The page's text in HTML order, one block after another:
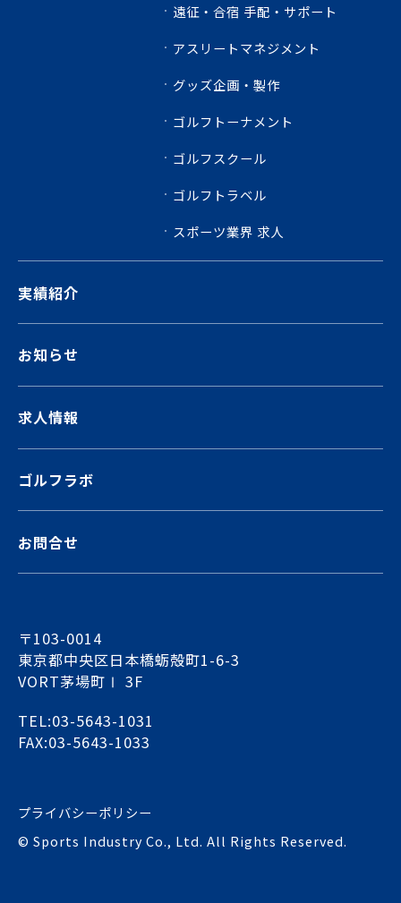
遠征・合宿 手配・サポート
アスリートマネジメント
グッズ企画・製作
ゴルフトーナメント
ゴルフスクール
ゴルフトラベル
スポーツ業界 求人
実績紹介
お知らせ
求人情報
ゴルフラボ
お問合せ
〒103-0014
東京都中央区日本橋蛎殻町1-6-3
VORT茅場町Ⅰ 3F
TEL:03-5643-1031
FAX:03-5643-1033
© Sports Industry Co., Ltd. All Rights Reserved.
プライバシーポリシー